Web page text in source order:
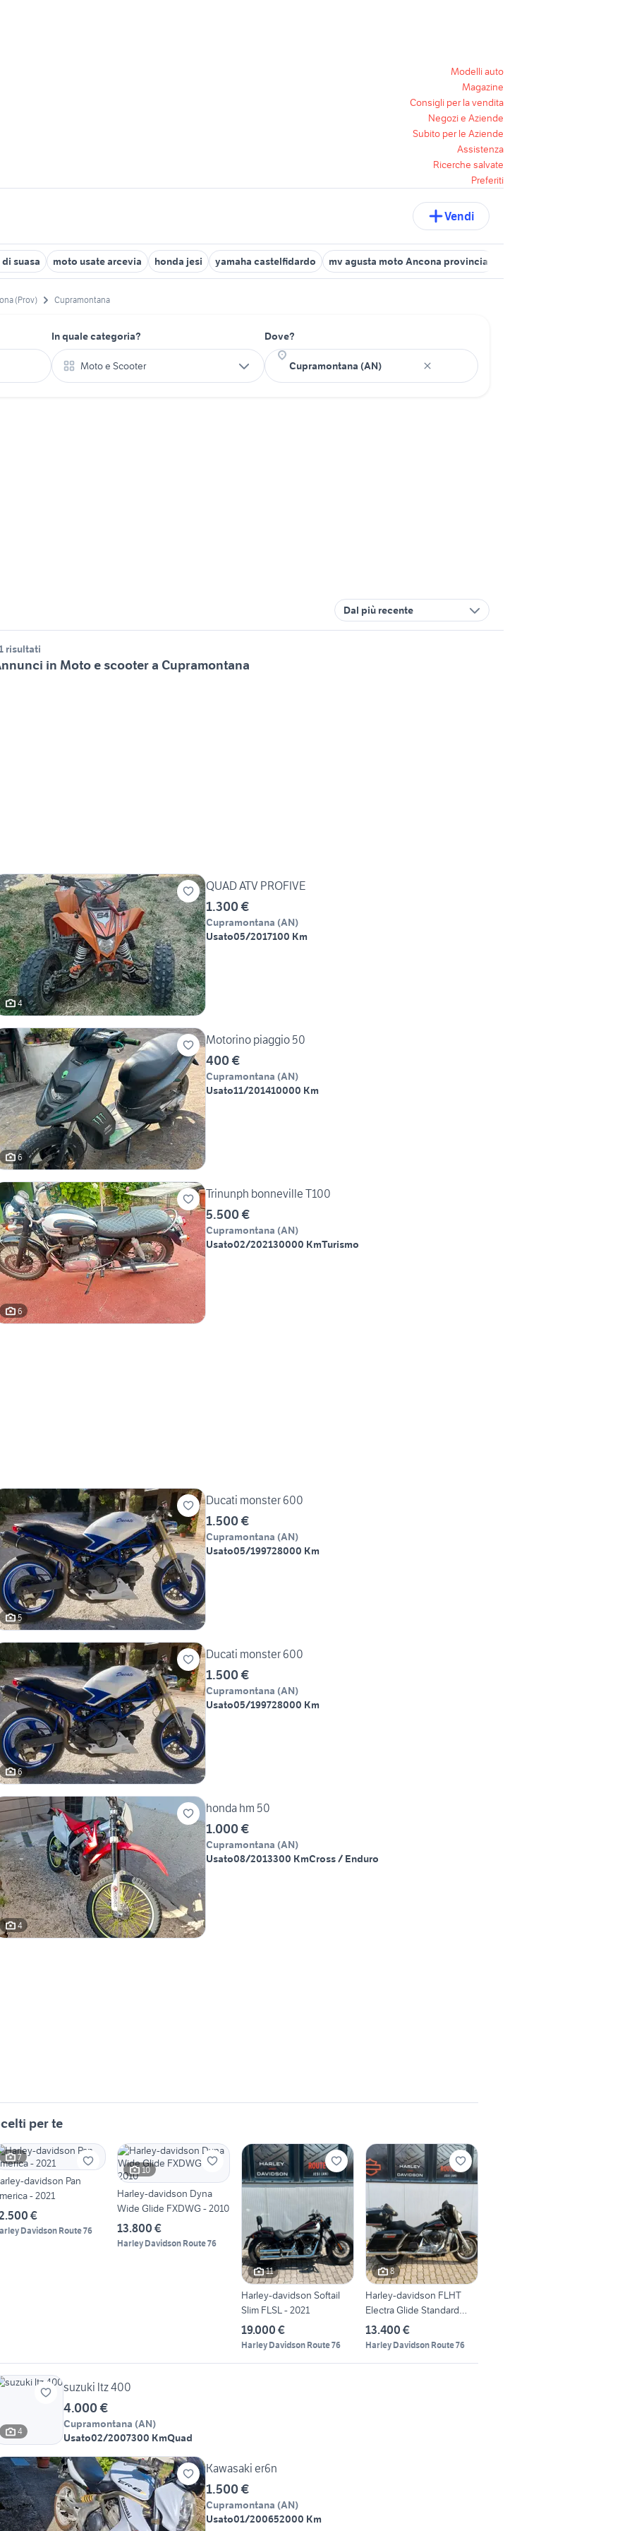
Modelli auto
Magazine
Consigli per la vendita
Negozi e Aziende
Subito per le Aziende
Assistenza
Ricerche salvate
Preferiti
Vendi
suasa moto usate arcevia honda jesi yamaha castelfidardo mv agusta moto Ancona provincia
(Prov) Cupramontana
In quale categoria?
Moto e Scooter
Dove?
Dal più recente
risultati
in Moto e scooter a Cupramontana
4
QUAD ATV PROFIVE
1.300 €
Cupramontana (AN)
Usato05/2017100 Km
6
Motorino piaggio 50
400 €
Cupramontana (AN)
Usato11/201410000 Km
6
Trinunph bonneville T100
5.500 €
Cupramontana (AN)
Usato02/202130000 KmTurismo
5
Ducati monster 600
1.500 €
Cupramontana (AN)
Usato05/199728000 Km
6
Ducati monster 600
1.500 €
Cupramontana (AN)
Usato05/199728000 Km
4
honda hm 50
1.000 €
Cupramontana (AN)
Usato08/2013300 KmCross / Enduro
per te
7
davidson Pan
- 2021
€
Davidson Route 76
10
Harley-davidson Dyna
Wide Glide FXDWG - 2010
13.800 €
Harley Davidson Route 76
11
Harley-davidson Softail
Slim FLSL - 2021
19.000 €
Harley Davidson Route 76
8
Harley-davidson FLHT
Electra Glide Standard
FLHTI
13.400 €
Harley Davidson Route 76
4
suzuki ltz 400
4.000 €
Cupramontana (AN)
Usato02/2007300 KmQuad
Kawasaki er6n
1.500 €
Cupramontana (AN)
Usato01/200652000 Km